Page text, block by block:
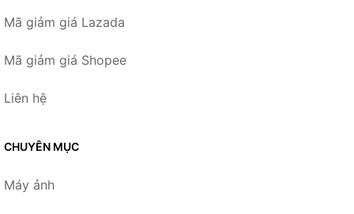
Mã giảm giá Lazada
Mã giảm giá Shopee
Liên hệ
CHUYÊN MỤC
Máy ảnh